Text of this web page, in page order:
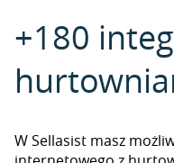
+180
W Sellasist masz